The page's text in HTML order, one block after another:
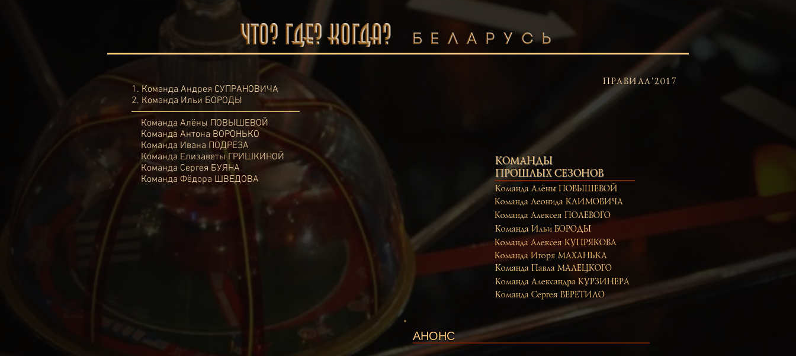
1. Команда Андрея СУПРАНОВИЧА
2. Команда Ильи БОРОДЫ
Команда Алёны ПОВЫШЕВОЙ
Команда Антона ВОРОНЬКО
Команда Ивана ПОДРЕЗА
Команда Елизаветы ГРИШКИНОЙ
Команда Сергея БУЯНА
Команда Фёдора ШВЕДОВА
ПРАВИЛА'2017
КОМАНДЫ
ПРОШЛЫХ СЕЗОНОВ
Команда Алёны ПОВЫШЕВОЙ
Команда Леонида КЛИМОВИЧА
Команда Алексея ПОЛЕВОГО
Команда Ильи БОРОДЫ
Команда Алексея КУПРЯКОВА
Команда Игоря МАХАНЬКА
Команда Павла МАЛЕЦКОГО
Команда Александра КУРЗИНЕРА
Команда Сергея ВЕРЕТИЛО
АНОНС